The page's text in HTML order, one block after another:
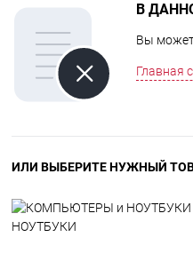
В
Вы
Главная
ИЛИ ВЫБЕРИТЕ НУЖНЫЙ
НОУТБУКИ